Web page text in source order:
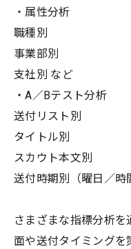
・属性分析
職種別
事業部別
支社別 など
・A／Bテスト分析
送付リスト別
タイトル別
スカウト本文別
送付時期別（曜日／時
さまざまな指標分析
面や送付タイミング